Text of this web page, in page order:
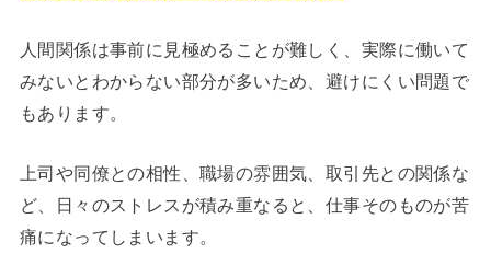
人間関係は事前に見極めることが難しく、実際に働いて
みないとわからない部分が多いため、避けにくい問題で
もあります。
上司や同僚との相性、職場の雰囲気、取引先との関係な
ど、日々のストレスが積み重なると、仕事そのものが苦
痛になってしまいます。